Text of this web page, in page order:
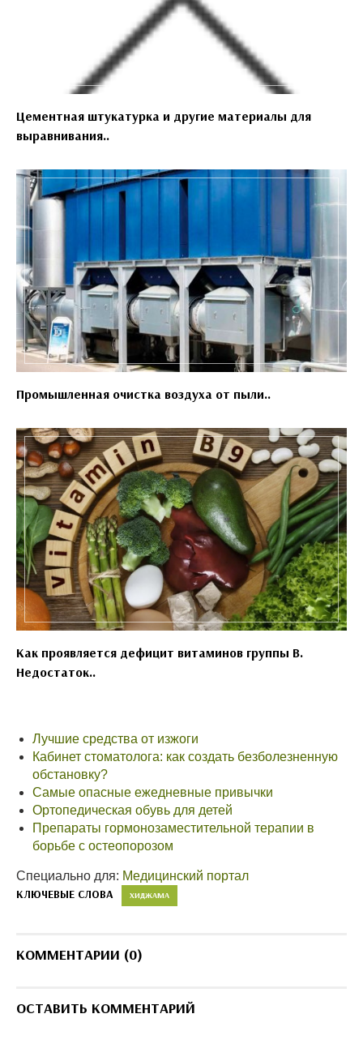
Цементная штукатурка и другие материалы для
выравнивания..
Промышленная очистка воздуха от пыли..
Как проявляется дефицит витаминов группы B.
Недостаток..
Лучшие средства от изжоги
Кабинет стоматолога: как создать безболезненную
обстановку?
Самые опасные ежедневные привычки
Ортопедическая обувь для детей
Препараты гормонозаместительной терапии в
борьбе с остеопорозом
Специально для: Медицинский портал
КЛЮЧЕВЫЕ СЛОВА ХИДЖАМА
КОММЕНТАРИИ (0)
ОСТАВИТЬ КОММЕНТАРИЙ